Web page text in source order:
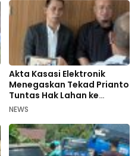
Akta Kasasi Elektronik
Menegaskan Tekad Prianto
Tuntas Hak Lahan ke
Mahkamah Agung
NEWS